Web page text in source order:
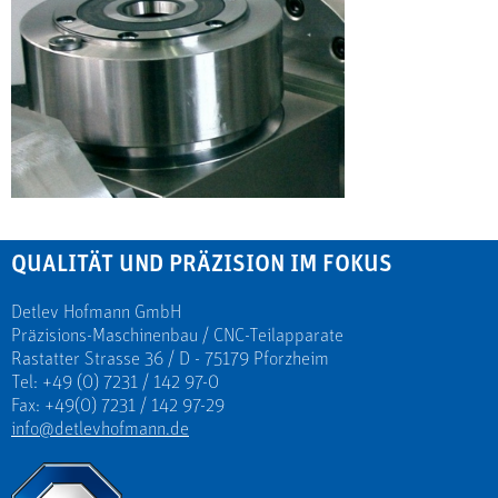
QUALITÄT UND PRÄZISION IM FOKUS
Detlev Hofmann GmbH
Präzisions-Maschinenbau / CNC-Teilapparate
Rastatter Strasse 36 / D - 75179 Pforzheim
Tel: +49 (0) 7231 / 142 97-0
Fax: +49(0) 7231 / 142 97-29
info@detlevhofmann.de